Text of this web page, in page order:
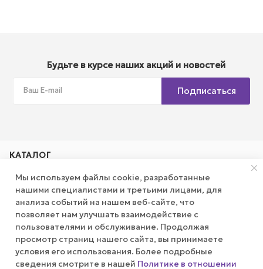
Будьте в курсе наших акций и новостей
Подписаться
КАТАЛОГ
КОМПАНИЯ
ПУБЛИЧНАЯ ОФЕРТА
Мы используем файлы cookie, разработанные
нашими специалистами и третьими лицами, для
анализа событий на нашем веб-сайте, что
позволяет нам улучшать взаимодействие с
пользователями и обслуживание. Продолжая
просмотр страниц нашего сайта, вы принимаете
условия его использования. Более подробные
сведения смотрите в нашей Политике в отношении